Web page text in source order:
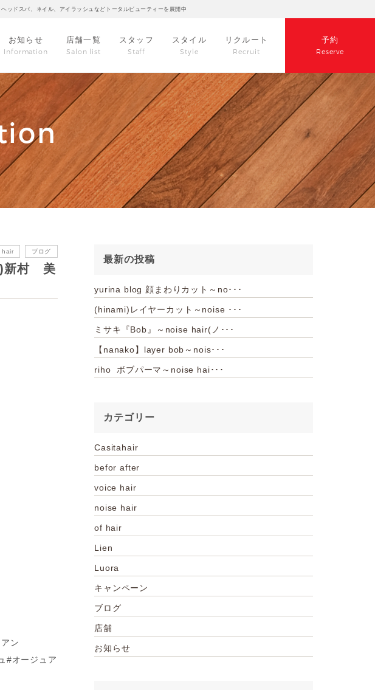
ッドスパ、ネイル、アイラッシュなどトータルビューティーを展開中
お知らせ
Information
店舗一覧
Salon list
スタッフ
Staff
スタイル
Style
リクルート
Recruit
予約
Reserve
hair ブログ
)新村 美
ン
#オージュア
最新の投稿
yurina blog 顔まわりカット～no･･･
(hinami)レイヤーカット～noise ･･･
ミサキ『Bob』～noise hair(ノ･･･
【nanako】layer bob～nois･･･
riho ボブパーマ～noise hai･･･
カテゴリー
Casitahair
befor after
voice hair
noise hair
of hair
Lien
Luora
キャンペーン
ブログ
店舗
お知らせ